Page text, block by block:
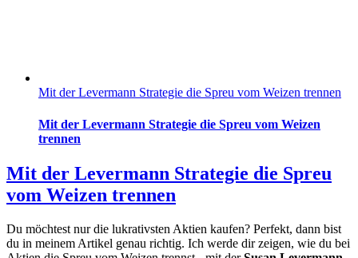
Mit der Levermann Strategie die Spreu vom Weizen trennen
Mit der Levermann Strategie die Spreu vom Weizen
trennen
Mit der Levermann Strategie die Spreu
vom Weizen trennen
Du möchtest nur die lukrativsten Aktien kaufen? Perfekt, dann bist
du in meinem Artikel genau richtig. Ich werde dir zeigen, wie du bei